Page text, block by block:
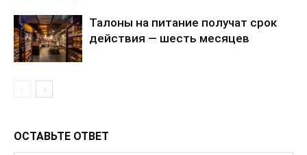
Талоны на питание получат срок
действия — шесть месяцев
ОСТАВЬТЕ ОТВЕТ